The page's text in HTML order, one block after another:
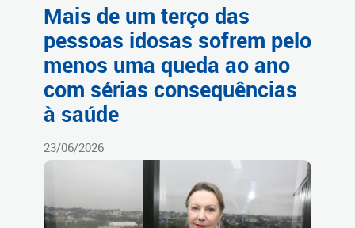
Mais de um terço das
pessoas idosas sofrem pelo
menos uma queda ao ano
com sérias consequências
à saúde
23/06/2026